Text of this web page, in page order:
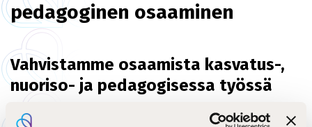
pedagoginen osaaminen
Vahvistamme osaamista kasvatus-,
nuoriso- ja pedagogisessa työssä
Kasvatuksen, nuorten ja pedagogisen osaamisen